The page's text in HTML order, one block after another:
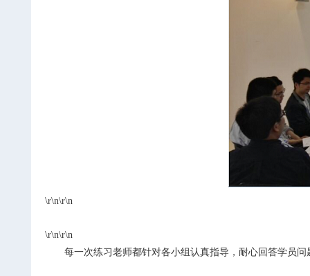
\r\n\r\n
\r\n\r\n
每一次练习老师都针对各小组认真指导，耐心回答学员